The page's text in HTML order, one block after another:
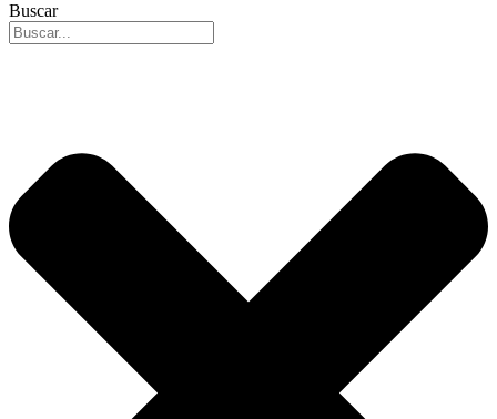
Buscar